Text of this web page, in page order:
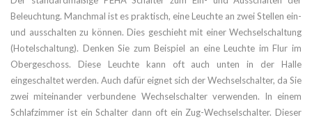
Beleuchtung. Manchmal ist es praktisch, eine Leuchte an zwei Stellen ein-
und ausschalten zu können. Dies geschieht mit einer Wechselschaltung
(Hotelschaltung). Denken Sie zum Beispiel an eine Leuchte im Flur im
Obergeschoss. Diese Leuchte kann oft auch unten in der Halle
eingeschaltet werden. Auch dafür eignet sich der Wechselschalter, da Sie
zwei miteinander verbundene Wechselschalter verwenden. In einem
Schlafzimmer ist ein Schalter dann oft ein Zug-Wechselschalter. Dieser